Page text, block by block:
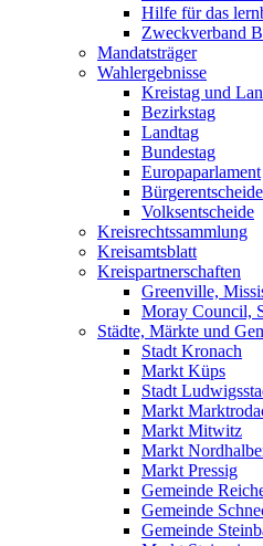
Hilfe für das
Zweckverband
Mandatsträger
Wahlergebnisse
Kreistag und
Bezirkstag
Landtag
Bundestag
Europaparlament
Bürgerentscheide
Volksentscheide
Kreisrechtssammlung
Kreisamtsblatt
Kreispartnerschaften
Greenville,
Moray Council,
Städte, Märkte und
Stadt Kronach
Markt Küps
Stadt
Markt
Markt Mitwitz
Markt
Markt Pressig
Gemeinde
Gemeinde
Gemeinde